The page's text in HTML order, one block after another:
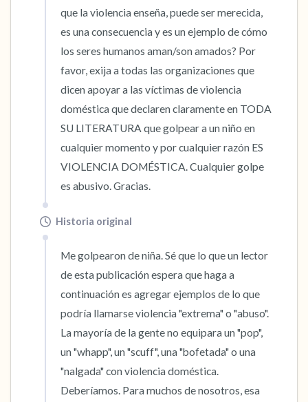
que la violencia enseña, puede ser merecida,
es una consecuencia y es un ejemplo de cómo
los seres humanos aman/son amados? Por
favor, exija a todas las organizaciones que
dicen apoyar a las víctimas de violencia
doméstica que declaren claramente en TODA
SU LITERATURA que golpear a un niño en
cualquier momento y por cualquier razón ES
VIOLENCIA DOMÉSTICA. Cualquier golpe
es abusivo. Gracias.
Historia original
Me golpearon de niña. Sé que lo que un lector
de esta publicación espera que haga a
continuación es agregar ejemplos de lo que
podría llamarse violencia "extrema" o "abuso".
La mayoría de la gente no equipara un "pop",
un "whapp", un "scuff", una "bofetada" o una
"nalgada" con violencia doméstica.
Deberíamos. Para muchos de nosotros, esa